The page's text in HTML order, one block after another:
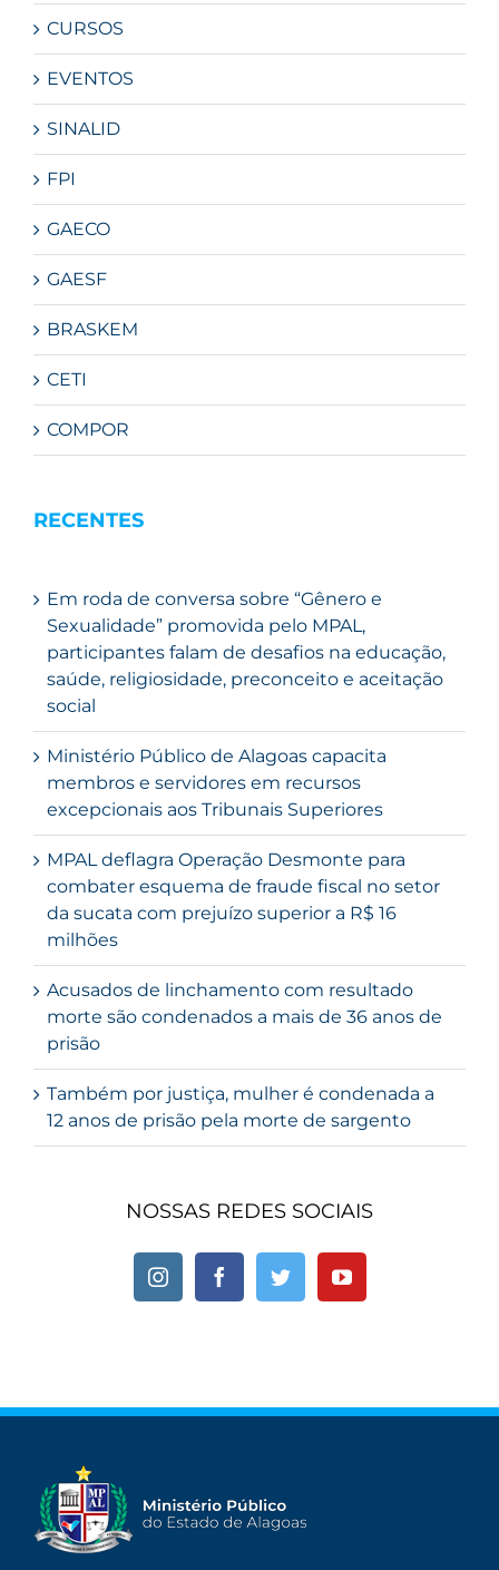
CURSOS
EVENTOS
SINALID
FPI
GAECO
GAESF
BRASKEM
CETI
COMPOR
RECENTES
Em roda de conversa sobre “Gênero e
Sexualidade” promovida pelo MPAL,
participantes falam de desafios na educação,
saúde, religiosidade, preconceito e aceitação
social
Ministério Público de Alagoas capacita
membros e servidores em recursos
excepcionais aos Tribunais Superiores
MPAL deflagra Operação Desmonte para
combater esquema de fraude fiscal no setor
da sucata com prejuízo superior a R$ 16
milhões
Acusados de linchamento com resultado
morte são condenados a mais de 36 anos de
prisão
Também por justiça, mulher é condenada a
12 anos de prisão pela morte de sargento
NOSSAS REDES SOCIAIS